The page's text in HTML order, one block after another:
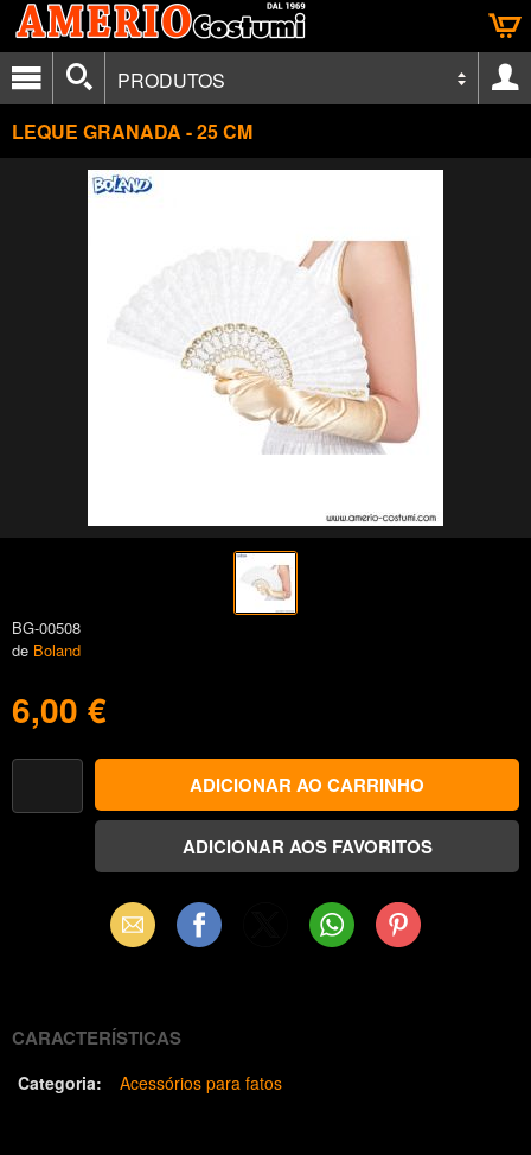
PRODUTOS
LEQUE GRANADA - 25 CM
BG-00508
de Boland
6,00 €
Email Facebook WhatsAppPinterest
CARACTERÍSTICAS
Categoria: Acessórios para fatos